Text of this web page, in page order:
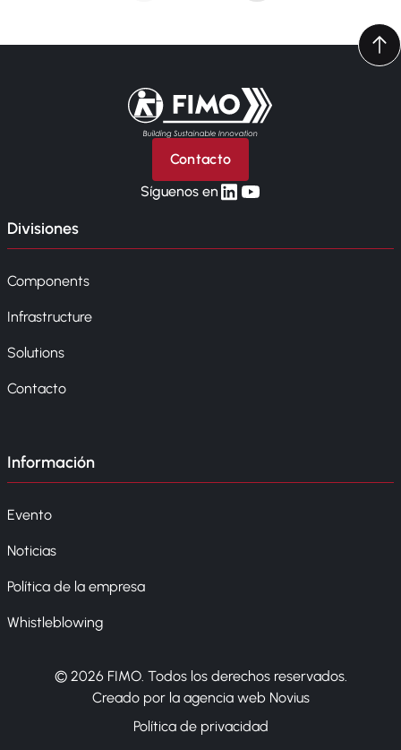
Volver a la página principal
Contacto
Síguenos enlinkedin
yt
Divisiones
Components
Infrastructure
Solutions
Contacto
Información
Evento
Noticias
Política de la empresa
Whistleblowing
© 2026 FIMO. Todos los derechos reservados.
Creado por la agencia web Novius
Política de privacidad